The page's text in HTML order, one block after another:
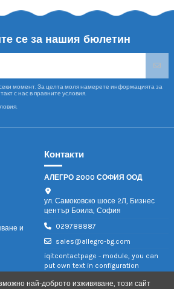
се за нашия бюлетин
момент. За целта моля намерете информацията за
с нас в правните условия.
и
Контакти
АЛЕГРО 2000 СОФИЯ ООД
ул. Самоковско шосе 2Л, Бизнес
център Боила, София
029788887
sales@allegro-bg.com
iqitcontactpage - module, you can
put own text in configuration
най-доброто изживяване, този сайт